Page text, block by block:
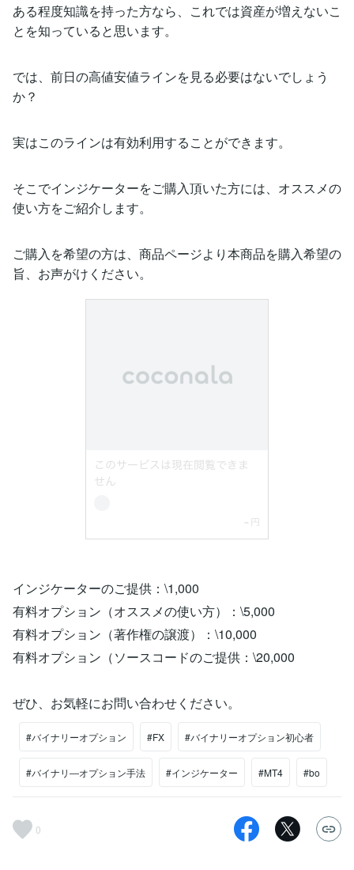
ある程度知識を持った方なら、これでは資産が増えないこ
とを知っていると思います。
では、前日の高値安値ラインを見る必要はないでしょう
か？
実はこのラインは有効利用することができます。
そこでインジケーターをご購入頂いた方には、オススメの
使い方をご紹介します。
ご購入を希望の方は、商品ページより本商品を購入希望の
旨、お声がけください。
インジケーターのご提供：\1,000
有料オプション（オススメの使い方）：\5,000
有料オプション（著作権の譲渡）：\10,000
有料オプション（ソースコードのご提供：\20,000
ぜひ、お気軽にお問い合わせください。
#バイナリーオプション #FX #バイナリーオプション初心者
#バイナリ―オプション手法 #インジケーター #MT4 #bo
0